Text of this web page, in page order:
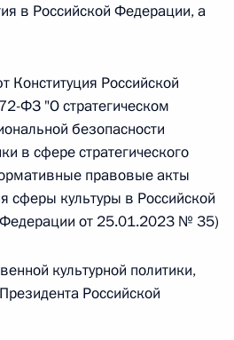
учреждениях»
компетентных органов
и Киргизской Республике
в Российской Федерации, а
Конституция Российской
ФЗ "О стратегическом
безопасности
в сфере стратегического
правовые акты
сферы культуры в Российской
от 25.01.2023 № 35)
культурной политики,
Российской